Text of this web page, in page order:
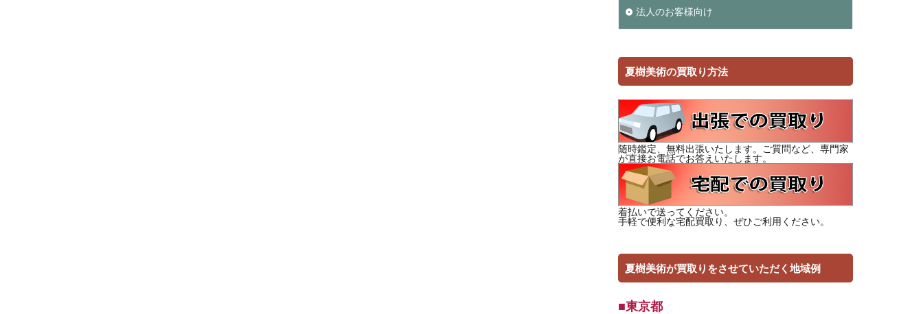
法人のお客様向け
夏樹美術の買取り方法
随時鑑定、無料出張いたします。ご質問など、専門家
が直接お電話でお答えいたします。
着払いで送ってください。
手軽で便利な宅配買取り、ぜひご利用ください。
夏樹美術が買取りをさせていただく地域例
■東京都